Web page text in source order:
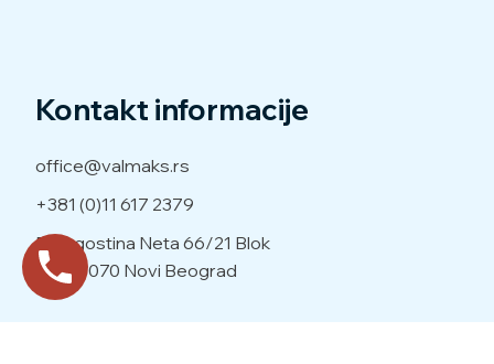
Kontakt informacije
office@valmaks.rs
+381 (0)11 617 2379
Dr. Agostina Neta 66/21 Blok
70a, 11070 Novi Beograd